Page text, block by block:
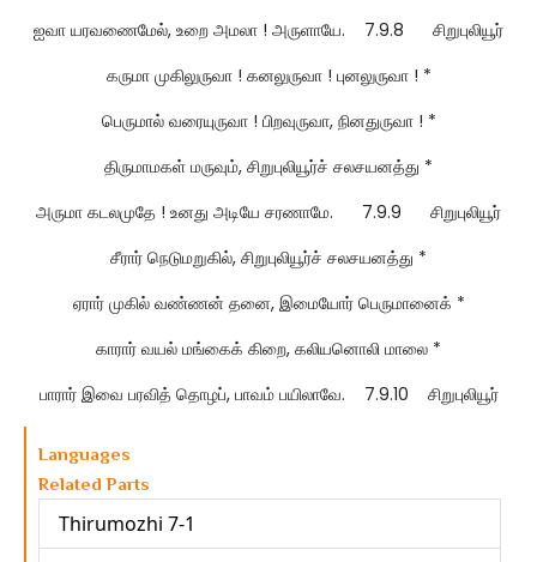
ஐவா யரவணைமேல், உறை அமலா ! அருளாயே. 7.9.8 சிறுபுலியூர்
கருமா முகிலுருவா ! கனலுருவா ! புனலுருவா ! *
பெருமால் வரையுருவா ! பிறவுருவா, நினதுருவா ! *
திருமாமகள் மருவும், சிறுபுலியூர்ச் சலசயனத்து *
அருமா கடலமுதே ! உனது அடியே சரணாமே. 7.9.9 சிறுபுலியூர்
சீரார் நெடுமறுகில், சிறுபுலியூர்ச் சலசயனத்து *
ஏரார் முகில் வண்ணன் தனை, இமையோர் பெருமானைக் *
காரார் வயல் மங்கைக் கிறை, கலியனொலி மாலை *
பாரார் இவை பரவித் தொழப், பாவம் பயிலாவே. 7.9.10 சிறுபுலியூர்
Languages
Related Parts
Thirumozhi 7-1